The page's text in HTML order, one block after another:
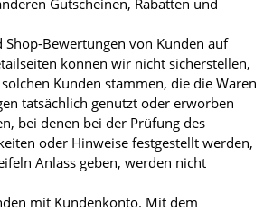
Gutscheinen, Rabatten und
Bewertungen von Kunden auf
können wir nicht sicherstellen,
Kunden stammen, die die Waren
tatsächlich genutzt oder erworben
bei denen bei der Prüfung des
oder Hinweise festgestellt werden,
Anlass geben, werden nicht
mit Kundenkonto. Mit dem